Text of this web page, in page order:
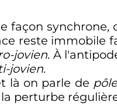
façon synchrone,
reste immobile
jovien. À
jovien.
là on parle de
perturbe